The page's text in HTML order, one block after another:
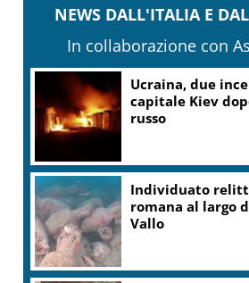
NEWS DALL'ITALIA E
In collaborazione con
Ucraina, due
capitale Kiev
russo
Individuato
romana al largo
Vallo